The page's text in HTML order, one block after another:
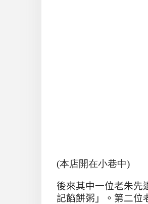
(本店開在小巷中)
後來其中一位老朱先
記餡餅粥」。第二位